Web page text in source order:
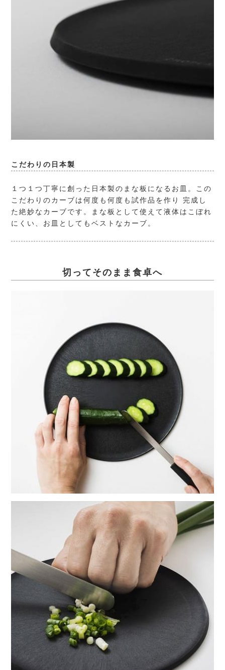
こだわりの日本製
１つ１つ丁寧に創った日本製のまな板になるお皿。この
こだわりのカーブは何度も何度も試作品を作り 完成し
た絶妙なカーブです。まな板として使えて液体はこぼれ
にくい、お皿としてもベストなカーブ。
切ってそのまま食卓へ